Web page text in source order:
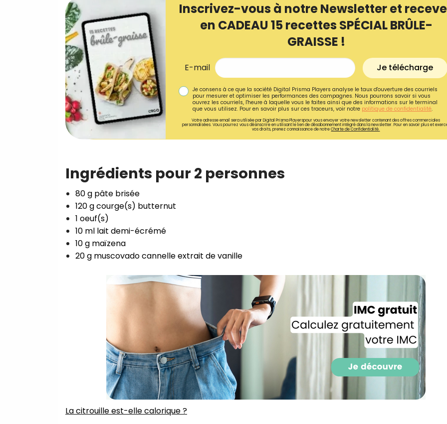
Inscrivez-vous à notre Newsletter et
en CADEAU 15 recettes SPÉCIAL BRÛLE-
GRAISSE !
E-mail Je télécharge
Je consens à ce que la société Digital Prisma Players analyse le taux d'ouverture des courriels
pour mesurer et optimiser les performances des campagnes. Nous pourrons savoir si vous
ouvrez les courriels, l'heure à laquelle vous le faites ainsi que des informations sur le terminal
que vous utilisez. Pour en savoir plus sur ces traceurs, voir notre politique de confidentialité.
Votre adresse email sera utilisée par Digital Prisma Playerspour vous envoyer votre newsletter contenant des offres commerciales
personnalisées. Vous pourrez vous désinscrire en utilisant le lien de désabonnement intégré dans la newsletter. Pour en savoir plus et
vos droits, prenez connaissance de notreCharte de Confidentialité.
Ingrédients pour 2 personnes⁣
80 g pâte brisée⁣
120 g courge(s) butternut⁣
1 oeuf(s)⁣
10 ml lait demi-écrémé⁣
10 g maïzena⁣
20 g muscovado cannelle extrait de vanille⁣
La citrouille est-elle calorique ?⁣
Recevez